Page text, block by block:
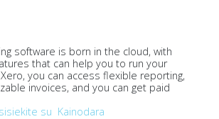
software is born in the cloud, with
that can help you to run your
you can access flexible reporting,
invoices, and you can get paid
su Kainodara